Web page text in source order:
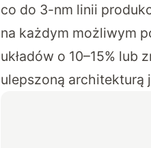
co do 3-nm linii
na każdym możliwym
układów o 10–15% lub
ulepszoną architekturą